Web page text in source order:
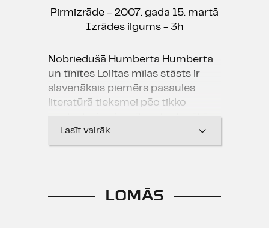
Pirmizrāde - 2007. gada 15. martā
Izrādes ilgums - 3h
Nobriedušā Humberta Humberta
un tīnītes Lolitas mīlas stāsts ir
slavenākais piemērs pasaules
literatūrā tieksmei pēc tikko
krišanai piemīt aizliegtā augļa
kārdinošā saldme.
māti un meitu -, viņu aizvien vairāk
valdzina jauniņā Lolita, savukārt
Lasīt vairāk
LOMĀS